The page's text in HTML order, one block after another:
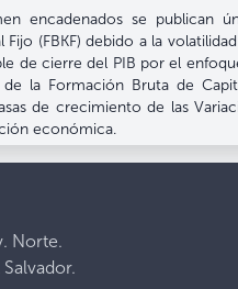
encadenados se publican
(FBKF) debido a la
de cierre del PIB por el
la Formación Bruta de
de crecimiento de las
económica.
Norte.